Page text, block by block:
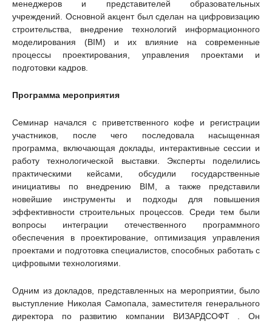
менеджеров и представителей образовательных
учреждений. Основной акцент был сделан на цифровизацию
строительства, внедрение технологий информационного
моделирования (BIM) и их влияние на современные
процессы проектирования, управления проектами и
подготовки кадров.
Программа мероприятия
Семинар начался с приветственного кофе и регистрации
участников, после чего последовала насыщенная
программа, включающая доклады, интерактивные сессии и
работу технологической выставки. Эксперты поделились
практическими кейсами, обсудили государственные
инициативы по внедрению BIM, а также представили
новейшие инструменты и подходы для повышения
эффективности строительных процессов. Среди тем были
вопросы интеграции отечественного программного
обеспечения в проектирование, оптимизация управления
проектами и подготовка специалистов, способных работать с
цифровыми технологиями.
Одним из докладов, представленных на мероприятии, было
выступление Николая Самопала, заместителя генерального
директора по развитию компании ВИЗАРДСОФТ . Он